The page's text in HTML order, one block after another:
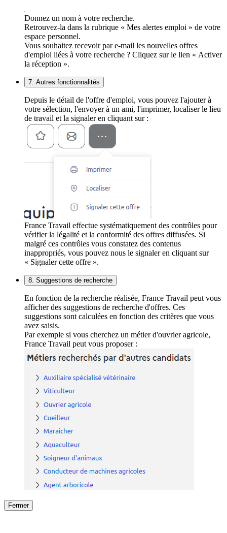
Donnez un nom à votre recherche.
Retrouvez-la dans la rubrique « Mes alertes emploi » de votre
espace personnel.
Vous souhaitez recevoir par e-mail les nouvelles offres
d'emploi liées à votre recherche ? Cliquez sur le lien « Activer
la réception ».
7. Autres fonctionnalités
Depuis le détail de l'offre d'emploi, vous pouvez l'ajouter à
votre sélection, l'envoyer à un ami, l'imprimer, localiser le lieu
de travail et la signaler en cliquant sur :
France Travail effectue systématiquement des contrôles pour
vérifier la légalité et la conformité des offres diffusées. Si
malgré ces contrôles vous constatez des contenus
inappropriés, vous pouvez nous le signaler en cliquant sur
« Signaler cette offre ».
8. Suggestions de recherche
En fonction de la recherche réalisée, France Travail peut vous
afficher des suggestions de recherche d'offres. Ces
suggestions sont calculées en fonction des critères que vous
avez saisis.
Par exemple si vous cherchez un métier d'ouvrier agricole,
France Travail peut vous proposer :
Fermer